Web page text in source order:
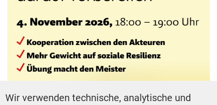
Wir verwenden technische, analytische und